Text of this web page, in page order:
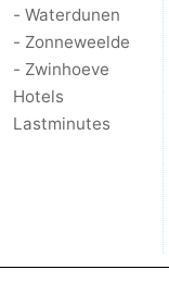
Knokke-
Heist
Zeebrugge
-
Kontakt
- Waterdunen
- Zonneweelde
- Zwinhoeve
Hotels
Lastminutes